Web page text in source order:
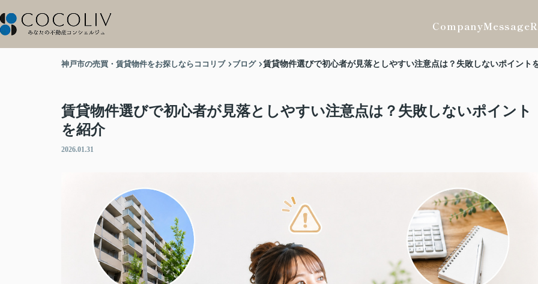
CompanyMessage
神戸市の売買・賃貸物件をお探しならココリブ ブログ 賃貸物件選びで初心者が見落としやすい注意点は？失敗しないポイント
賃貸物件選びで初心者が見落としやすい注意点は？失敗しないポイント
を紹介
2026.01.31